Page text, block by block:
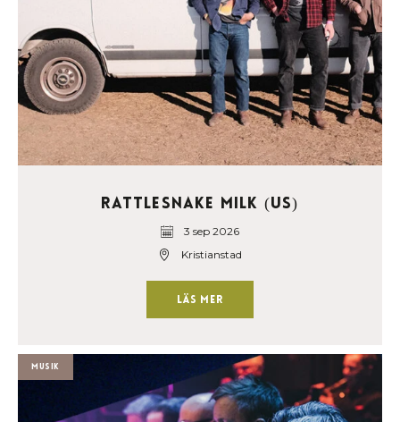
Rattlesnake Milk (US)
3 sep 2026
Kristianstad
Läs mer
Musik